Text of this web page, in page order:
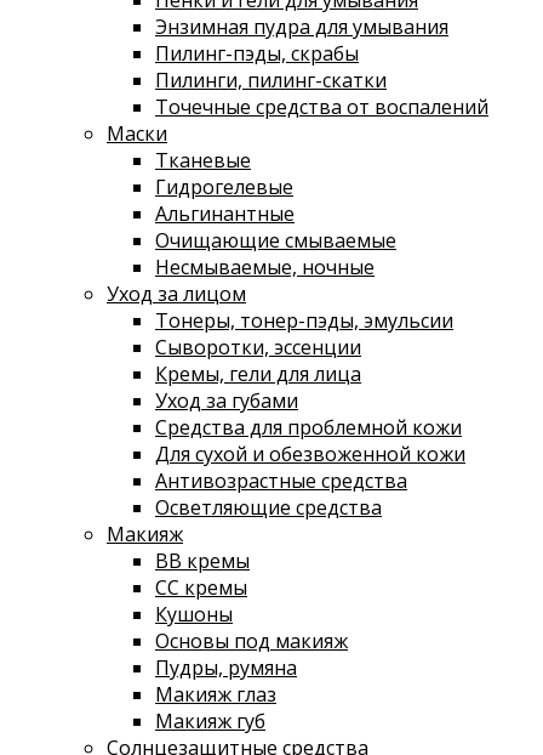
Энзимная пудра для умывания
Пилинг-пэды, скрабы
Пилинги, пилинг-скатки
Точечные средства от воспалений
Маски
Тканевые
Гидрогелевые
Альгинантные
Очищающие смываемые
Несмываемые, ночные
Уход за лицом
Тонеры, тонер-пэды, эмульсии
Сыворотки, эссенции
Кремы, гели для лица
Уход за губами
Средства для проблемной кожи
Для сухой и обезвоженной кожи
Антивозрастные средства
Осветляющие средства
Макияж
ВВ кремы
СС кремы
Кушоны
Основы под макияж
Пудры, румяна
Макияж глаз
Макияж губ
Солнцезащитные средства